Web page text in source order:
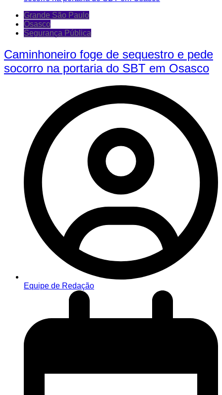
Grande São Paulo
Osasco
Segurança Pública
Caminhoneiro foge de sequestro e pede
socorro na portaria do SBT em Osasco
Equipe de Redação